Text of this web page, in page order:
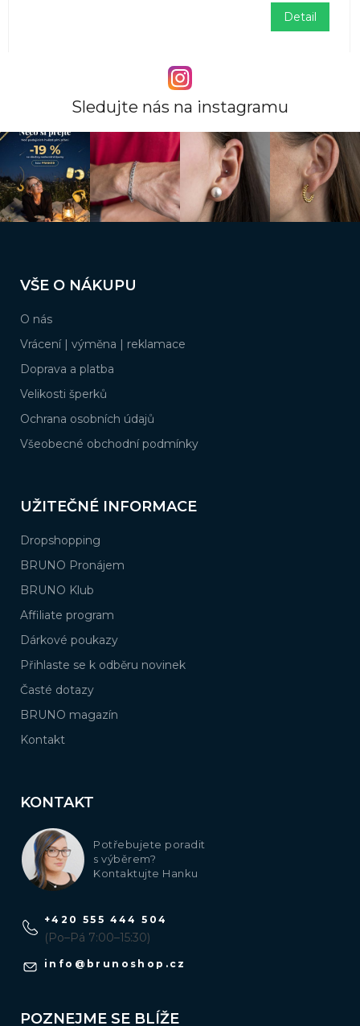
Detail
Sledujte nás na instagramu
pVŠE O NÁKUPU
O nás
Vrácení | výměna | reklamace
Doprava a platba
Velikosti šperků
Ochrana osobních údajů
Všeobecné obchodní podmínky
UŽITEČNÉ INFORMACE
Dropshopping
BRUNO Pronájem
BRUNO Klub
Affiliate program
Dárkové poukazy
Přihlaste se k odběru novinek
Časté dotazy
BRUNO magazín
Kontakt
KONTAKT
Potřebujete poradit
s výběrem?
Kontaktujte Hanku
info @ brunoshop.cz
+420 555 444 504
(Po–Pá 7:00–15:30)
POZNEJME SE BLÍŽE